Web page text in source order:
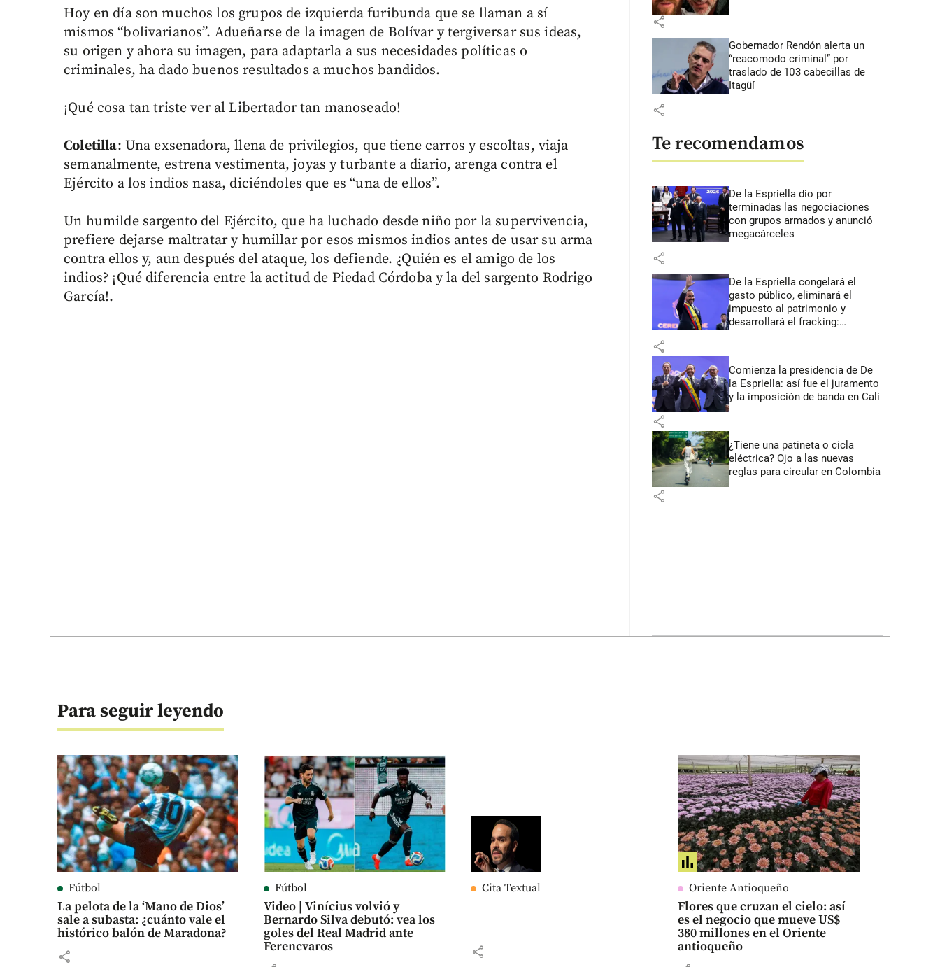
Hoy en día son muchos los grupos de izquierda furibunda que se llaman a sí
mismos “bolivarianos”. Adueñarse de la imagen de Bolívar y tergiversar sus ideas,
su origen y ahora su imagen, para adaptarla a sus necesidades políticas o
criminales, ha dado buenos resultados a muchos bandidos.
¡Qué cosa tan triste ver al Libertador tan manoseado!
Coletilla: Una exsenadora, llena de privilegios, que tiene carros y escoltas, viaja
semanalmente, estrena vestimenta, joyas y turbante a diario, arenga contra el
Ejército a los indios nasa, diciéndoles que es “una de ellos”.
Un humilde sargento del Ejército, que ha luchado desde niño por la supervivencia,
prefiere dejarse maltratar y humillar por esos mismos indios antes de usar su arma
contra ellos y, aun después del ataque, los defiende. ¿Quién es el amigo de los
indios? ¡Qué diferencia entre la actitud de Piedad Córdoba y la del sargento Rodrigo
García!.
share
Gobernador Rendón alerta un
“reacomodo criminal” por
traslado de 103 cabecillas de
Itagüí
share
Te recomendamos
De la Espriella dio por
terminadas las negociaciones
con grupos armados y anunció
megacárceles
share
De la Espriella congelará el
gasto público, eliminará el
impuesto al patrimonio y
desarrollará el fracking:
share
Comienza la presidencia de De
la Espriella: así fue el juramento
y la imposición de banda en Cali
share
¿Tiene una patineta o cicla
eléctrica? Ojo a las nuevas
reglas para circular en Colombia
share
Para seguir leyendo
Fútbol
La pelota de la ‘Mano de Dios’
sale a subasta: ¿cuánto vale el
histórico balón de Maradona?
share
Fútbol
Video | Vinícius volvió y
Bernardo Silva debutó: vea los
goles del Real Madrid ante
Ferencvaros
Cita Textual
share
Oriente Antioqueño
Flores que cruzan el cielo: así
es el negocio que mueve US$
380 millones en el Oriente
antioqueño